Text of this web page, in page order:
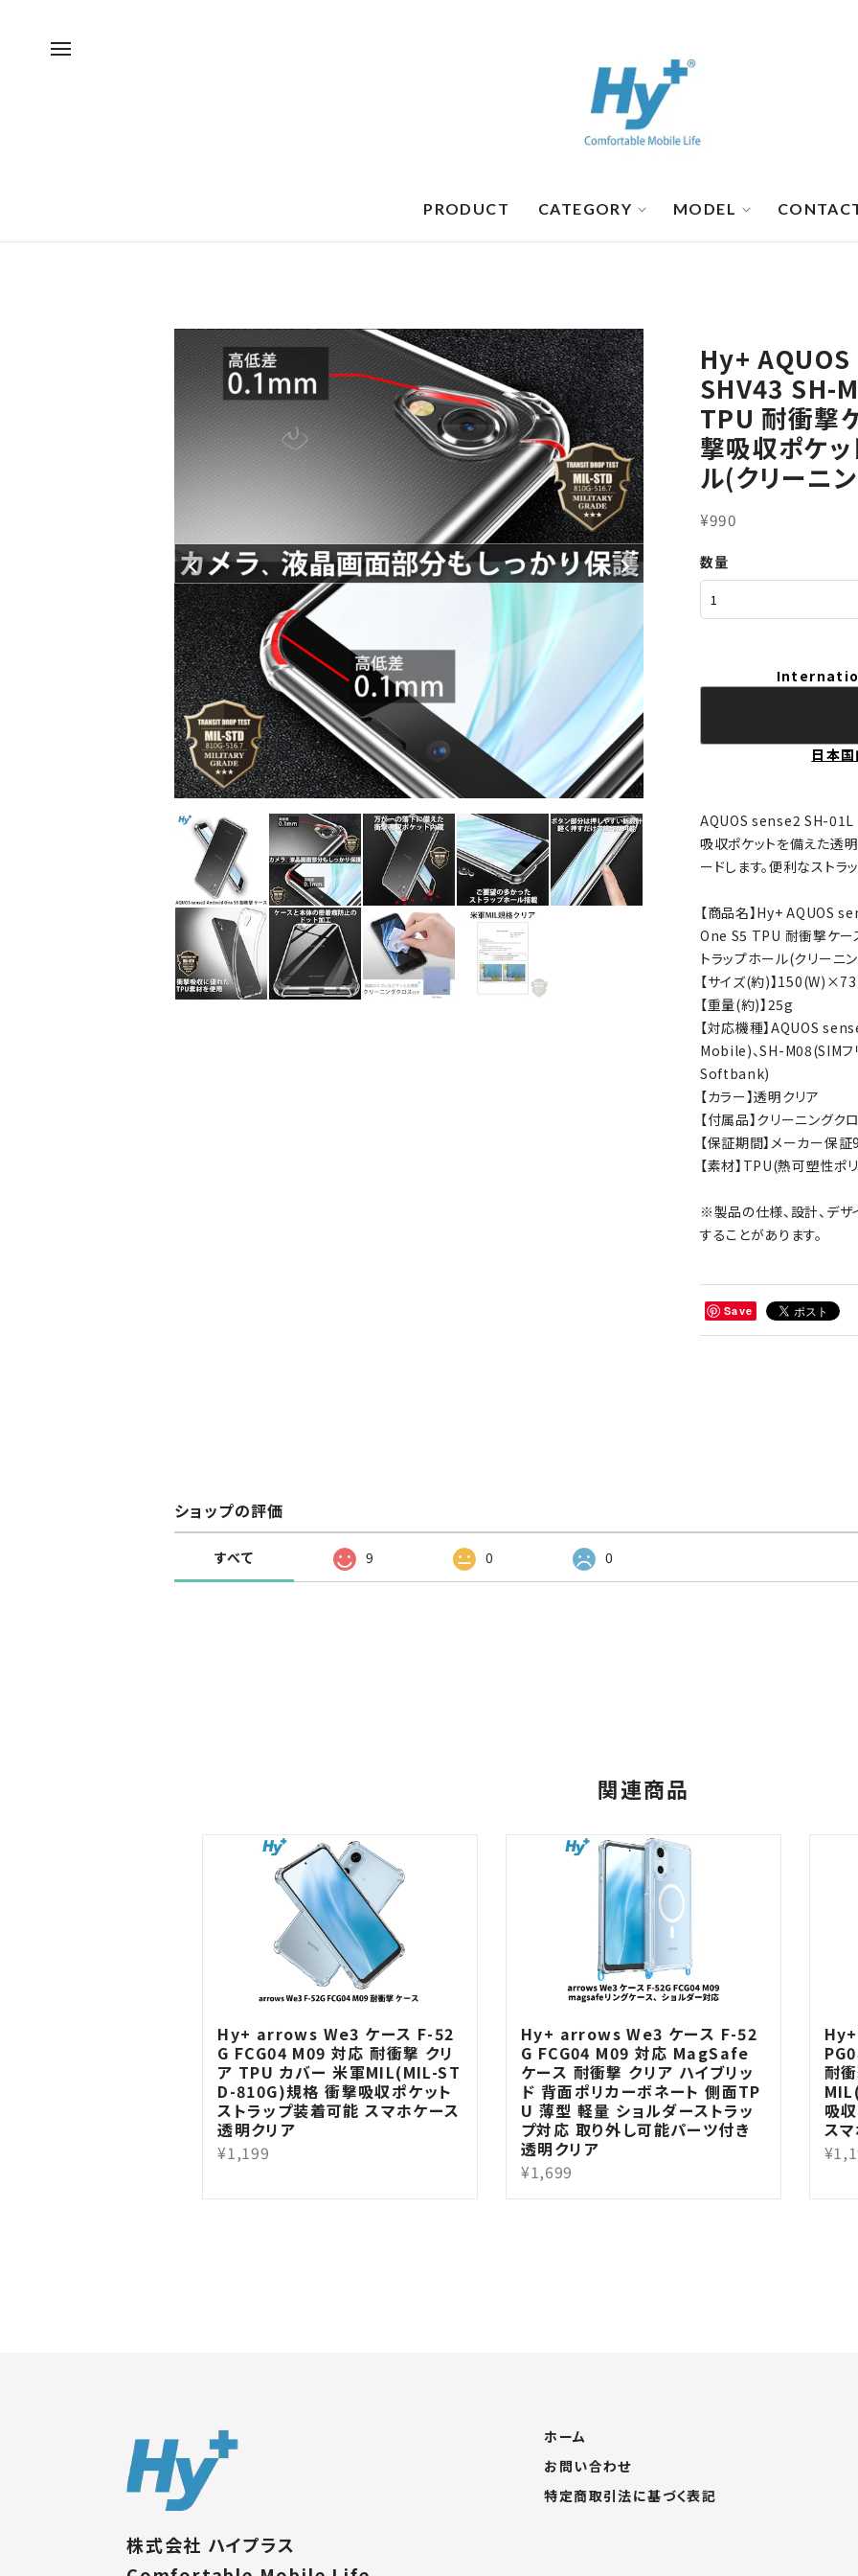
PRODUCT CATEGORY MODEL
Hy+
SHV43 SH-
TPU 耐衝撃
撃吸収ポケ
ル(クリーニ
¥990
数量
日本
AQUOS sense2 SH-
吸収ポケットを備えた透
ードします。便利なスト
【商品名】Hy+ AQUOS
One S5 TPU 耐衝撃ケー
トラップホール(クリーニ
【サイズ(約)】
【重量(約)】25g
【対応機種】AQUOS
Mobile)、SH-M08(SIM
Softbank)
【カラー】透明クリア
【付属品】クリーニングク
【保証期間】メーカー保
【素材】TPU(熱可塑性ポ
※製品の仕様、設計、デ
することがあります。
Save
ショップの評価
すべて 9 0 0
関連商品
Hy+ arrows We3 ケース F-52
G FCG04 M09 対応 耐衝撃 クリ
ア TPU カバー 米軍MIL(MIL-ST
D-810G)規格 衝撃吸収ポケット
ストラップ装着可能 スマホケース
透明クリア
¥1,199
Hy+ arrows We3 ケース F-52
G FCG04 M09 対応 MagSafe
ケース 耐衝撃 クリア ハイブリッ
ド 背面ポリカーボネート 側面TP
U 薄型 軽量 ショルダーストラッ
プ対応 取り外し可能パーツ付き
透明クリア
¥1,699
耐
吸
ス
株式会社 ハイプラス
ホーム
お問い合わせ
特定商取引法に基づく表記